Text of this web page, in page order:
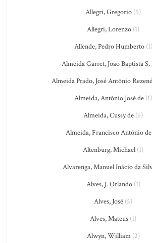
Allegri, Gregorio (5)
Allegri, Lorenzo (1)
Allende, Pedro Humberto(1)
Almeida Garret, João Baptista S.
Almeida Prado, José Antônio
Almeida, Antônio José de (1)
Almeida, Cussy de (6)
Almeida, Francisco António de
Altenburg, Michael (1)
Alvarenga, Manuel Inácio da
Alves, J. Orlando(1)
Alves, José (5)
Alves, Mateus (1)
Alwyn, William(2)